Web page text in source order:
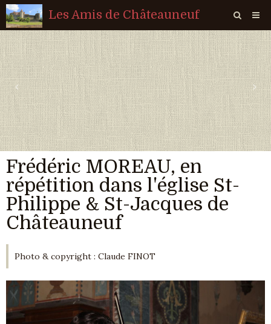
Les Amis de Châteauneuf
Page d'accueil
Livre d'or
Agenda
Quiz
Vidéos
Album
Contact
Sondages
‹ ›
Frédéric MOREAU, en
répétition dans l'église St-
Philippe & St-Jacques de
Châteauneuf
Photo & copyright : Claude FINOT